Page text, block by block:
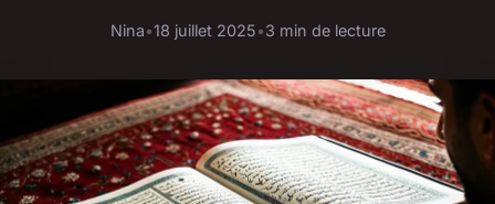
Nina•18 juillet 2025•3 min de lecture